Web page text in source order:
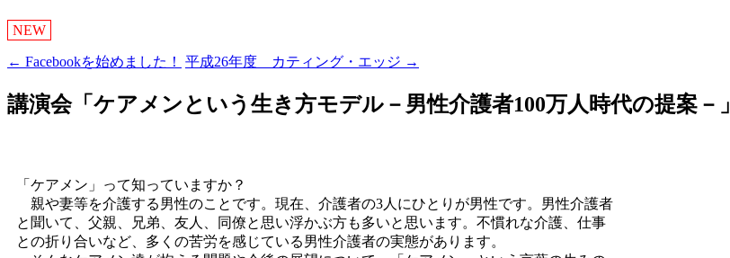
NEW
投
稿
ゲ
ー
シ
← Facebookを始めました！ 平成26年度 カティング・エッジ →
講演会「ケアメンという生き方モデル－男性介護者100万人時代の提案－」
「ケアメン」って知っていますか？
親や妻等を介護する男性のことです。現在、介護者の3人にひとりが男性です。男性介護者
と聞いて、父親、兄弟、友人、同僚と思い浮かぶ方も多いと思います。不慣れな介護、仕事
との折り合いなど、多くの苦労を感じている男性介護者の実態があります。